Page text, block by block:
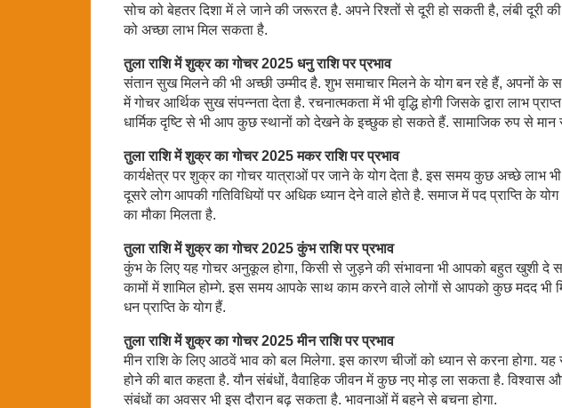
सोच को बेहतर दिशा में ले जाने की जरूरत है. अपने रिश्तों से दूरी हो सकती है, लंबी दूरी की
को अच्छा लाभ मिल सकता है.
तुला राशि में शुक्र का गोचर 2025 धनु राशि पर प्रभाव
संतान सुख मिलने की भी अच्छी उम्मीद है. शुभ समाचार मिलने के योग बन रहे हैं, अपनों के
में गोचर आर्थिक सुख संपन्नता देता है. रचनात्मकता में भी वृद्धि होगी जिसके द्वारा लाभ
धार्मिक दृष्टि से भी आप कुछ स्थानों को देखने के इच्छुक हो सकते हैं. सामाजिक रुप से मान
तुला राशि में शुक्र का गोचर 2025 मकर राशि पर प्रभाव
कार्यक्षेत्र पर शुक्र का गोचर यात्राओं पर जाने के योग देता है. इस समय कुछ अच्छे लाभ
दूसरे लोग आपकी गतिविधियों पर अधिक ध्यान देने वाले होते है. समाज में पद प्राप्ति
का मौका मिलता है.
तुला राशि में शुक्र का गोचर 2025 कुंभ राशि पर प्रभाव
कुंभ के लिए यह गोचर अनुकूल होगा, किसी से जुड़ने की संभावना भी आपको बहुत खुशी
कामों में शामिल होम्गे. इस समय आपके साथ काम करने वाले लोगों से आपको कुछ मदद
धन प्राप्ति के योग हैं.
तुला राशि में शुक्र का गोचर 2025 मीन राशि पर प्रभाव
मीन राशि के लिए आठवें भाव को बल मिलेगा. इस कारण चीजों को ध्यान से करना होगा.
होने की बात कहता है. यौन संबंधों, वैवाहिक जीवन में कुछ नए मोड़ ला सकता है. विश्वास
संबंधों का अवसर भी इस दौरान बढ़ सकता है. भावनाओं में बहने से बचना होगा.